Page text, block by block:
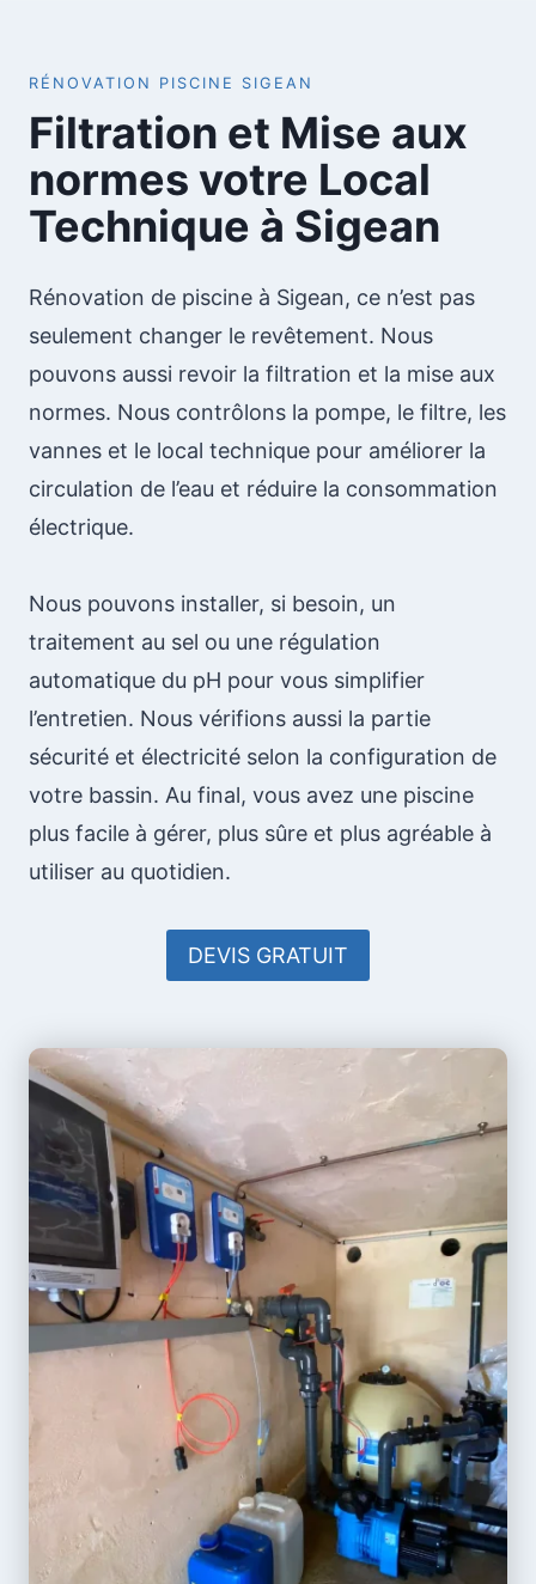
RÉNOVATION PISCINE SIGEAN
Filtration et Mise aux
normes votre Local
Technique à Sigean
Rénovation de piscine à Sigean, ce n’est pas
seulement changer le revêtement. Nous
pouvons aussi revoir la filtration et la mise aux
normes. Nous contrôlons la pompe, le filtre, les
vannes et le local technique pour améliorer la
circulation de l’eau et réduire la consommation
électrique.
Nous pouvons installer, si besoin, un
traitement au sel ou une régulation
automatique du pH pour vous simplifier
l’entretien. Nous vérifions aussi la partie
sécurité et électricité selon la configuration de
votre bassin. Au final, vous avez une piscine
plus facile à gérer, plus sûre et plus agréable à
utiliser au quotidien.
DEVIS GRATUIT